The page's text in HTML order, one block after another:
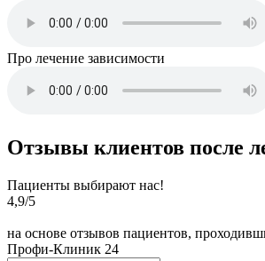
Про лечение зависимости
Отзывы клиентов после
Пациенты выбирают нас!
4,9/5
на основе отзывов пациентов,
Профи-Клиник 24